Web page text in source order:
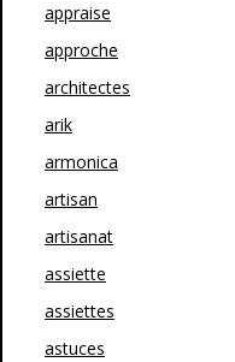
appraise
approche
architectes
arik
armonica
artisan
artisanat
assiette
assiettes
astuces